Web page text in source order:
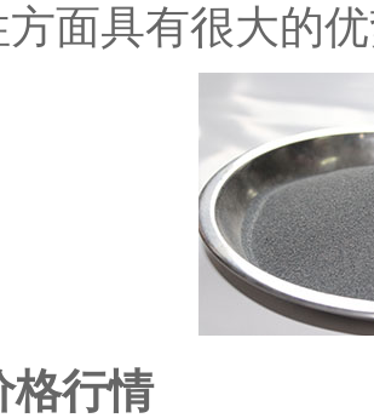
面具有很大的
格行情